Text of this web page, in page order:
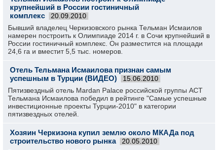
крупнейший в России гостиничный
комплекс
20.09.2010
Бывший владелец Черкизовского рынка Тельман Исмаилов
намерен построить к Олимпиаде 2014 г. в Сочи крупнейший в
России гостиничный комплекс. Он разместится на площади
24,6 га и вместит 5,5 тыс. номеров.
Отель Тельмана Исмаилова признан самым
успешным в Турции (ВИДЕО)
15.06.2010
Пятизвездный отель Mardan Palace российской группы АСТ
Тельмана Исмаилова победил в рейтинге "Самые успешные
инвестиционные проекты Турции-2010" в категории
пятизвездных отелей.
Хозяин Черкизона купил землю около МКАДа под
строительство нового рынка
20.05.2010